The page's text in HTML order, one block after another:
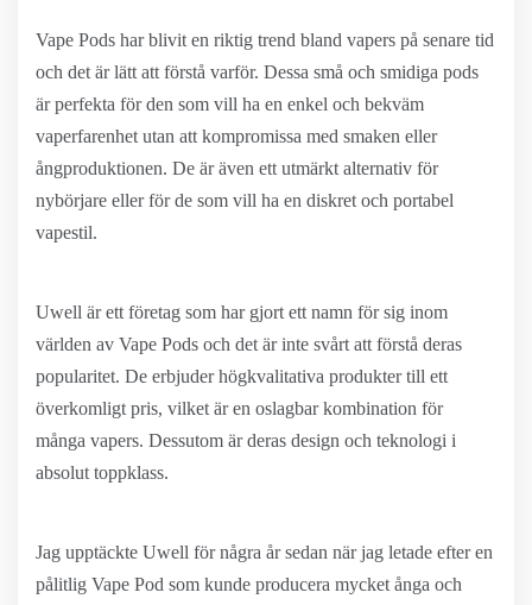
Vape Pods har blivit en riktig trend bland vapers på senare tid
och det är lätt att förstå varför. Dessa små och smidiga pods
är perfekta för den som vill ha en enkel och bekväm
vaperfarenhet utan att kompromissa med smaken eller
ångproduktionen. De är även ett utmärkt alternativ för
nybörjare eller för de som vill ha en diskret och portabel
vapestil.
Uwell är ett företag som har gjort ett namn för sig inom
världen av Vape Pods och det är inte svårt att förstå deras
popularitet. De erbjuder högkvalitativa produkter till ett
överkomligt pris, vilket är en oslagbar kombination för
många vapers. Dessutom är deras design och teknologi i
absolut toppklass.
Jag upptäckte Uwell för några år sedan när jag letade efter en
pålitlig Vape Pod som kunde producera mycket ånga och